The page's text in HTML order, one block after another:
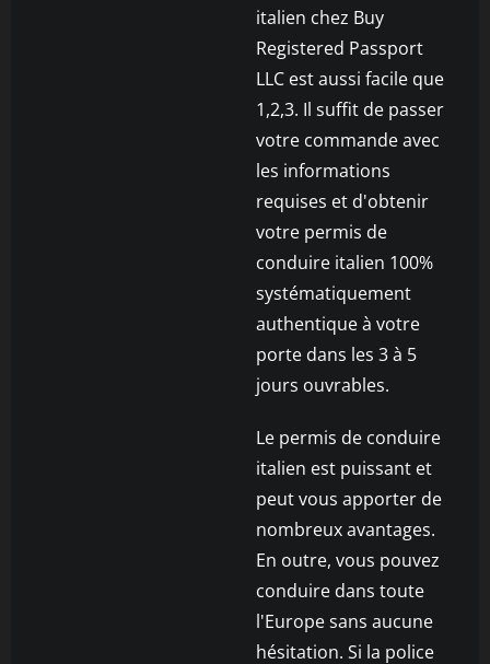
italien chez Buy
Registered Passport
LLC est aussi facile que
1,2,3. Il suffit de passer
votre commande avec
les informations
requises et d'obtenir
votre permis de
conduire italien 100%
systématiquement
authentique à votre
porte dans les 3 à 5
jours ouvrables.
Le permis de conduire
italien est puissant et
peut vous apporter de
nombreux avantages.
En outre, vous pouvez
conduire dans toute
l'Europe sans aucune
hésitation. Si la police